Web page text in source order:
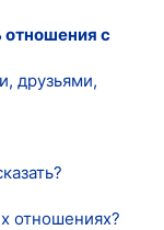
отношения с
друзьями,
отношениях?